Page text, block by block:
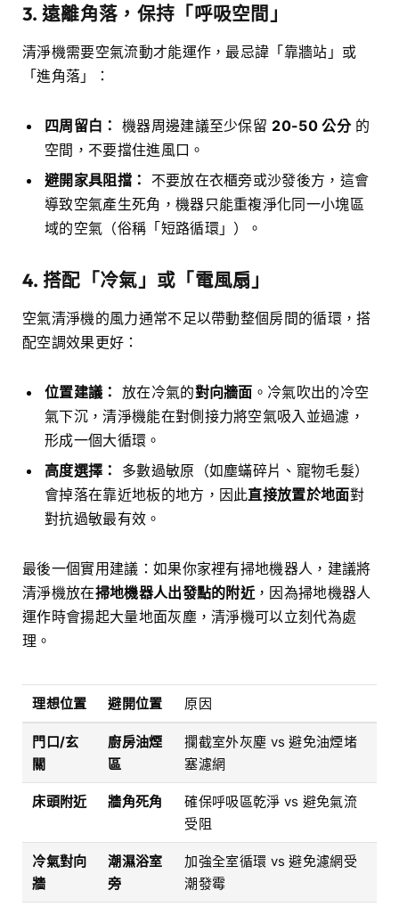
3. 遠離角落，保持「呼吸空間」
清淨機需要空氣流動才能運作，最忌諱「靠牆站」或
「進角落」：
四周留白： 機器周邊建議至少保留20-50 公分的
空間，不要擋住進風口。
避開家具阻擋：
不要放在衣櫃旁或沙發後方，這會
導致空氣產生死角，機器只能重複淨化同一小塊區
域的空氣（俗稱「短路循環」）。
4. 搭配「冷氣」或「電風扇」
空氣清淨機的風力通常不足以帶動整個房間的循環，搭
配空調效果更好：
位置建議： 放在冷氣的對向牆面 。冷氣吹出的冷空
氣下沉，清淨機能在對側接力將空氣吸入並過濾，
形成一個大循環。
高度選擇：
多數過敏原（如塵蟎碎片、寵物毛髮）
會掉落在靠近地板的地方，因此直接放置於地面對
對抗過敏最有效。
最後一個實用建議：如果你家裡有掃地機器人，建議將
清淨機放在掃地機器人出發點的附近 ，因為掃地機器人
運作時會揚起大量地面灰塵，清淨機可以立刻代為處
理。
理想位置 避開位置 原因
門口/玄
關
廚房油煙
區
攔截室外灰塵 vs 避免油煙堵
塞濾網
床頭附近 牆角死角
確保呼吸區乾淨 vs 避免氣流
受阻
冷氣對向
牆
潮濕浴室
旁
加強全室循環 vs 避免濾網受
潮發霉